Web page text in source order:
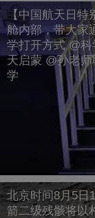
【中国航天日特
舱内部，带大家
学打开方式 @
天启蒙 @孙老
学
北京时间8月5日
箭二级残骸将以